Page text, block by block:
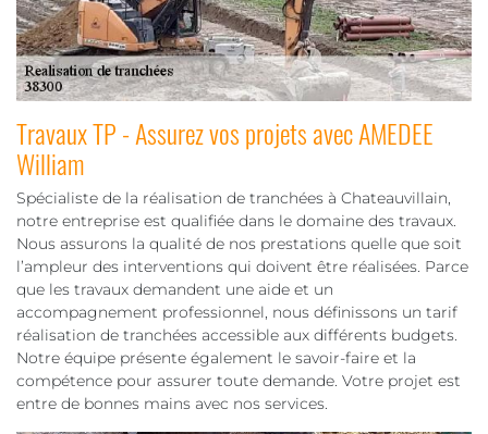
Travaux TP - Assurez vos projets avec AMEDEE
William
Spécialiste de la réalisation de tranchées à Chateauvillain,
notre entreprise est qualifiée dans le domaine des travaux.
Nous assurons la qualité de nos prestations quelle que soit
l’ampleur des interventions qui doivent être réalisées. Parce
que les travaux demandent une aide et un
accompagnement professionnel, nous définissons un tarif
réalisation de tranchées accessible aux différents budgets.
Notre équipe présente également le savoir-faire et la
compétence pour assurer toute demande. Votre projet est
entre de bonnes mains avec nos services.